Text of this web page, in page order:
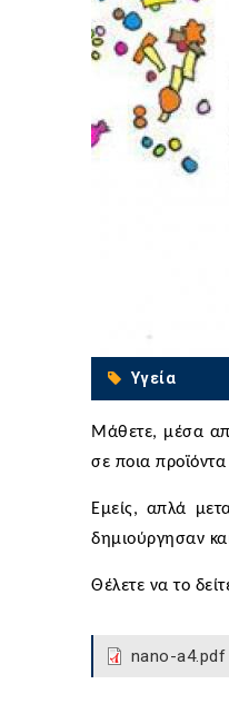
Υγεία
Μάθετε, μέσα
σε ποια
Εμείς, απλά
δημιούργησαν
Θέλετε να το
nano-a4.pdf